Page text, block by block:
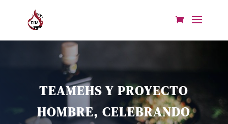
TEAMEHS Y PROYECTO
HOMBRE, CELEBRANDO